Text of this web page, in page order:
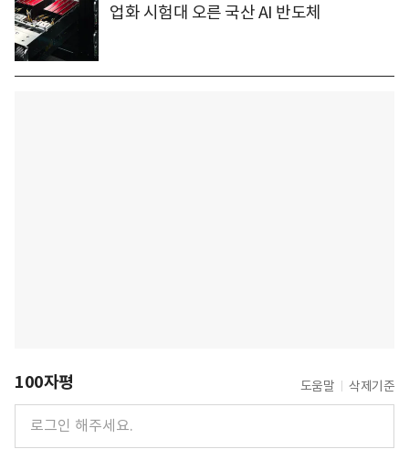
업화 시험대 오른 국산 AI 반도체
100자평 도움말 삭제기준